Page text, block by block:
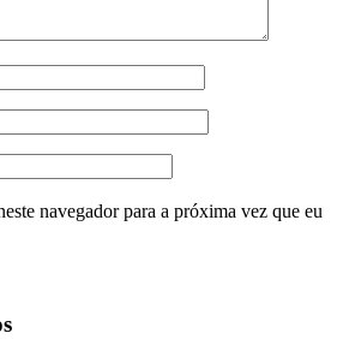
navegador para a próxima vez que eu